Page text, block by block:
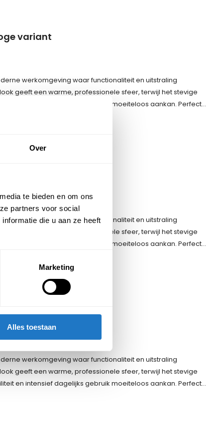
Over
te bieden en om ons
partners voor social
die u aan ze heeft
Marketing
Alles toestaan
variant
werkomgeving waar functionaliteit en uitstraling
geeft een warme, professionele sfeer, terwijl het stevige
en intensief dagelijks gebruik moeiteloos aankan. Perfect…
werkomgeving waar functionaliteit en uitstraling
geeft een warme, professionele sfeer, terwijl het stevige
en intensief dagelijks gebruik moeiteloos aankan. Perfect…
werkomgeving waar functionaliteit en uitstraling
geeft een warme, professionele sfeer, terwijl het stevige
en intensief dagelijks gebruik moeiteloos aankan. Perfect…